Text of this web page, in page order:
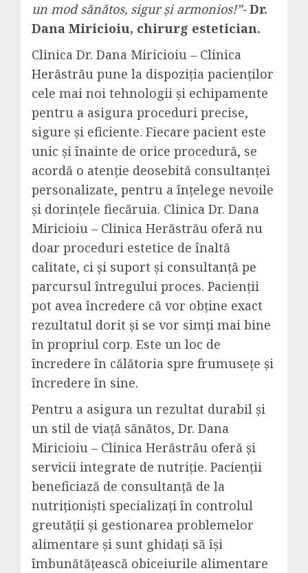
un mod sănătos, sigur și armonios!”-Dr.
Dana Miricioiu, chirurg estetician.
Clinica Dr. Dana Miricioiu – Clinica
Herăstrău pune la dispoziția pacienților
cele mai noi tehnologii și echipamente
pentru a asigura proceduri precise,
sigure și eficiente. Fiecare pacient este
unic și înainte de orice procedură, se
acordă o atenție deosebită consultanței
personalizate, pentru a înțelege nevoile
și dorințele fiecăruia. Clinica Dr. Dana
Miricioiu – Clinica Herăstrău oferă nu
doar proceduri estetice de înaltă
calitate, ci și suport și consultanță pe
parcursul întregului proces. Pacienții
pot avea încredere că vor obține exact
rezultatul dorit și se vor simți mai bine
în propriul corp. Este un loc de
încredere în călătoria spre frumusețe și
încredere în sine.
Pentru a asigura un rezultat durabil și
un stil de viață sănătos, Dr. Dana
Miricioiu – Clinica Herăstrău oferă și
servicii integrate de nutriție. Pacienții
beneficiază de consultanță de la
nutriționiști specializați în controlul
greutății și gestionarea problemelor
alimentare și sunt ghidați să își
îmbunătățească obiceiurile alimentare